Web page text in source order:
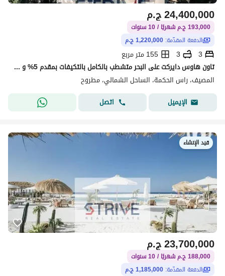
ج.م24,400,000
193,000 ج.م شهريًا / 10 سنوات
الدفعة المقدّمة: 1,220,000 ج.م
3
3
155 متر مربع
تاون هاوس دايركت على البحر متشطب بالكامل بالتكيفات بمقدم 5% و المتبقي اقساط على 10 سنوات برايم لوكيشن في نورث كوست، رأس الحكمة.
المصيف، راس الحكمة، الساحل الشمالي، مطروح
الإيميل
اتصل
قيد الإنشاء
ج.م23,700,000
188,000 ج.م شهريًا / 10 سنوات
الدفعة المقدّمة: 1,185,000 ج.م